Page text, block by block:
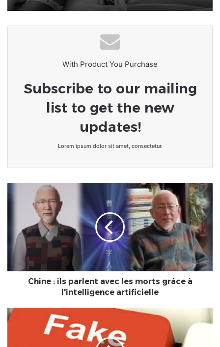
With Product You Purchase
Subscribe to our mailing
list to get the new
updates!
Lorem ipsum dolor sit amet, consectetur.
morts
l'intelligenceChine : ils parlent avec les morts grâce à
l'intelligence artificielle
L'
UNESCO